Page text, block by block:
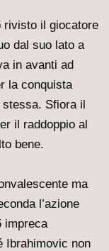
rivisto il giocatore
dal suo lato a
in avanti ad
la conquista
Sfiora il
il raddoppio al
bene.
ma
l’azione
impreca
Ibrahimovic non